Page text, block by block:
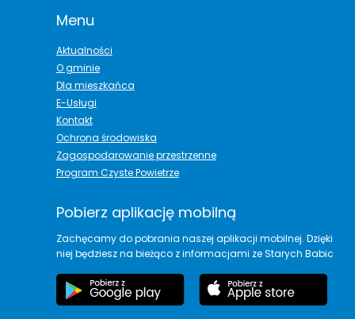
Menu
Aktualności
O gminie
Dla mieszkańca
E-Usługi
Kontakt
Ochrona środowiska
Zagospodarowanie przestrzenne
Program Czyste Powietrze
Pobierz aplikację mobilną
Zachęcamy do pobrania naszej aplikacji mobilnej. Dzięki
niej będziesz na bieżąco z informacjami ze Starych Babic